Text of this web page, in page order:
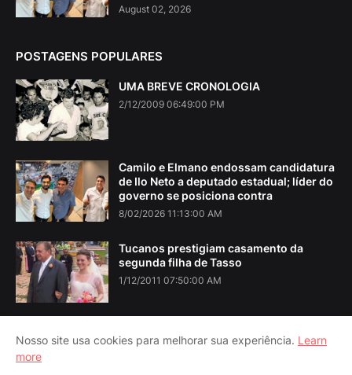
August 02, 2026
POSTAGENS POPULARES
UMA BREVE CRONOLOGIA
2/12/2009 06:49:00 PM
Camilo e Elmano endossam candidatura
de Ilo Neto a deputado estadual; líder do
governo se posiciona contra
8/02/2026 11:13:00 AM
Tucanos prestigiam casamento da
segunda filha de Tasso
1/12/2011 07:50:00 AM
Nosso site usa cookies para melhorar sua experiência. Learn
more